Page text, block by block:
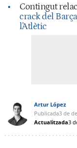
Contingut
crack del
l'Atlètic
Artur López
Publicada3 de
Actualitzada3